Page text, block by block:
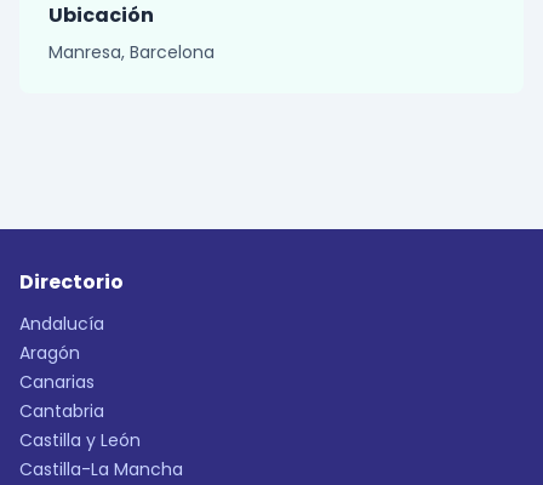
Ubicación
Manresa, Barcelona
Directorio
Andalucía
Aragón
Canarias
Cantabria
Castilla y León
Castilla-La Mancha